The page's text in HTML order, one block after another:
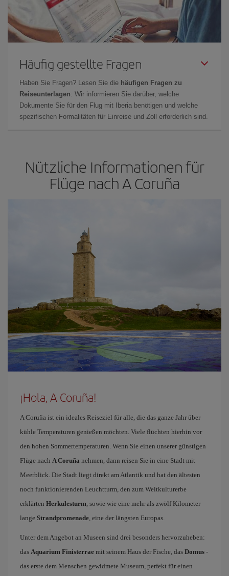
Häufig gestellte Fragen
Haben Sie Fragen? Lesen Sie die häufigen Fragen zu
Reiseunterlagen: Wir informieren Sie darüber, welche
Dokumente Sie für den Flug mit Iberia benötigen und welche
spezifischen Formalitäten für Einreise und Zoll erforderlich sind.
Nützliche Informationen für
Flüge nach A Coruña
¡Hola, A Coruña!
A Coruña ist ein ideales Reiseziel für alle, die das ganze Jahr über
kühle Temperaturen genießen möchten. Viele flüchten hierhin vor
den hohen Sommertemperaturen. Wenn Sie einen unserer günstigen
Flüge nach A Coruña nehmen, dann reisen Sie in eine Stadt mit
Meerblick. Die Stadt liegt direkt am Atlantik und hat den ältesten
noch funktionierenden Leuchtturm, den zum Weltkulturerbe
erklärten Herkulesturm, sowie wie eine mehr als zwölf Kilometer
lange Strandpromenade, eine der längsten Europas.
Unter dem Angebot an Museen sind drei besonders hervorzuheben:
das Aquarium Finisterrae mit seinem Haus der Fische, das Domus -
das erste dem Menschen gewidmete Museum, perfekt für einen